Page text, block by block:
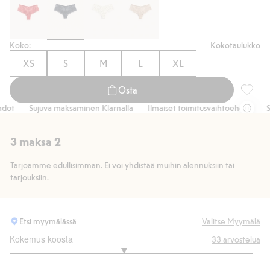
Koko: Kokotaulukko
XS S M L XL
Osta
Sujuva maksaminen Klarnalla Ilmaiset toimitusvaihtoehdot
3 maksa 2
Tarjoamme edullisimman. Ei voi yhdistää muihin alennuksiin tai
tarjouksiin.
Etsi myymälässä Valitse Myymälä
Kokemus koosta 33 arvostelua